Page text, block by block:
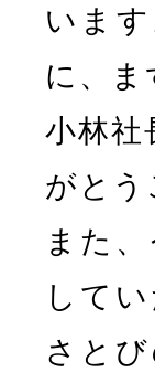
いま
に、ま
小林社
がとう
また
して
さと